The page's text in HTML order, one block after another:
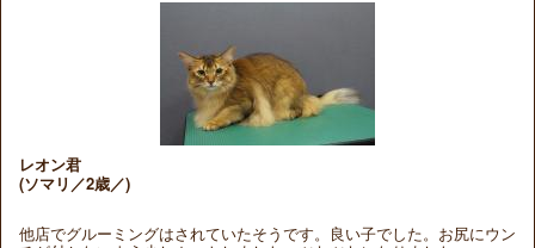
レオン君
(ソマリ／2歳／)
他店でグルーミングはされていたそうです。良い子でした。お尻にウン